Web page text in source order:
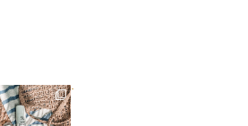
איזו אהבתםמקדמי הגנה מומלצים - עכשיו ב